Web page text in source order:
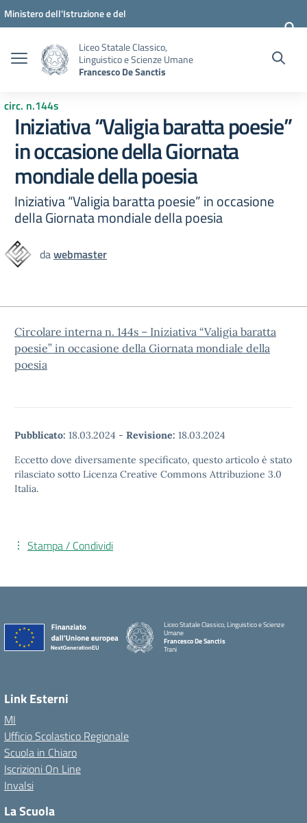
Vai ai contenuti
Vai al menu di navigazione
Vai al footer
Ministero dell'Istruzione e del
Liceo Statale Classico,
Linguistico e Scienze Umane
Francesco De Sanctis
circ. n.144s
Iniziativa “Valigia baratta poesie”
in occasione della Giornata
mondiale della poesia
Iniziativa “Valigia baratta poesie” in occasione
della Giornata mondiale della poesia
dawebmaster
Circolare interna n. 144s – Iniziativa “Valigia baratta
poesie” in occasione della Giornata mondiale della
poesia
Pubblicato: 18.03.2024 - Revisione: 18.03.2024
Eccetto dove diversamente specificato, questo articolo è stato
rilasciato sotto Licenza Creative Commons Attribuzione 3.0
Italia.
Stampa / Condividi
Liceo Statale Classico, Linguistico e Scienze
Umane
Francesco De Sanctis
Trani
Link Esterni
MI
Ufficio Scolastico Regionale
Scuola in Chiaro
Iscrizioni On Line
Invalsi
La Scuola